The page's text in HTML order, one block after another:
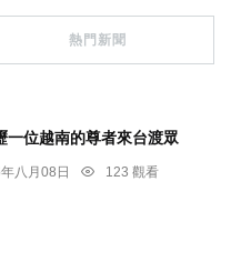
熱門新聞
一位越南的尊者來台渡眾
八月08日
123 觀看